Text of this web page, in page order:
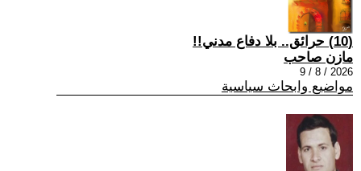
(10) حرائق.. بلا دفاع مدني!!
مازن صاحب
2026 / 8 / 9
مواضيع وابحاث سياسية